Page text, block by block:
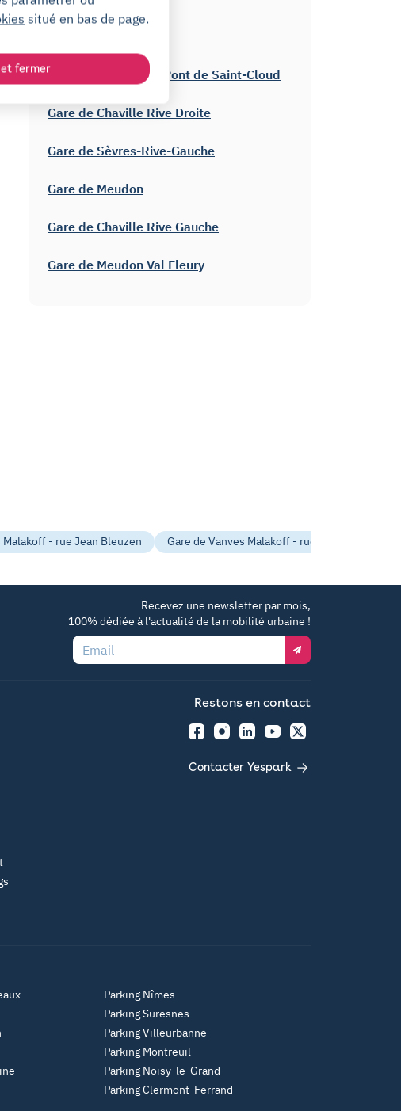
Gare de Boulogne - Pont de Saint-Cloud
Gare de Chaville Rive Droite
Gare de Sèvres-Rive-Gauche
Gare de Meudon
Gare de Chaville Rive Gauche
Gare de Meudon Val Fleury
Malakoff - rue Jean Bleuzen Gare de Vanves Malakoff - rue Ernest laval
Recevez une newsletter par mois,
100% dédiée à l'actualité de la mobilité urbaine !
Email
Restons en contact
FacebookInstagramLinkedInYouTubeTwitter
Contacter Yespark
Parking Nîmes
Parking Suresnes
Parking Villeurbanne
Parking Montreuil
Parking Noisy-le-Grand
Parking Clermont-Ferrand
situé en bas de page.
fermer